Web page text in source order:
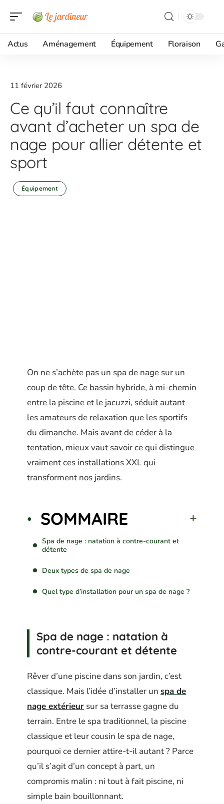
Actus Aménagement Équipement Floraison
11 février 2026
Ce qu’il faut connaître
avant d’acheter un spa de
nage pour allier détente et
sport
Équipement
On ne s’achète pas un spa de nage sur un
coup de tête. Ce bassin hybride, à mi-chemin
entre la piscine et le jacuzzi, séduit autant
les amateurs de relaxation que les sportifs
du dimanche. Mais avant de céder à la
tentation, mieux vaut savoir ce qui distingue
vraiment ces installations XXL qui
transforment nos jardins.
SOMMAIRE
Spa de nage : natation à contre-courant et
détente
Deux types de spa de nage
Quel type d’installation pour un spa de nage ?
Spa de nage : natation à
contre-courant et détente
Rêver d’une piscine dans son jardin, c’est
classique. Mais l’idée d’installer un spa de
nage extérieur sur sa terrasse gagne du
terrain. Entre le spa traditionnel, la piscine
classique et leur cousin le spa de nage,
pourquoi ce dernier attire-t-il autant ? Parce
qu’il s’agit d’un concept à part, un
compromis malin : ni tout à fait piscine, ni
simple bain bouillonnant.